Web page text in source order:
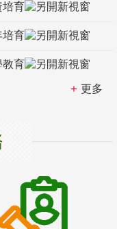
培育
培育
教育
更多